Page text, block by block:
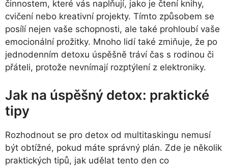
činnostem, které vás naplňují, jako je čtení knihy,
cvičení nebo kreativní projekty. Tímto způsobem se
posílí nejen vaše schopnosti, ale také prohloubí vaše
emocionální prožitky. Mnoho lidí také zmiňuje, že po
jednodenním detoxu úspěšně tráví čas s rodinou či
přáteli, protože nevnímají rozptýlení z elektroniky.
Jak na úspěšný detox: praktické
tipy
Rozhodnout se pro detox od multitaskingu nemusí
být obtížné, pokud máte správný plán. Zde je několik
praktických tipů, jak udělat tento den co